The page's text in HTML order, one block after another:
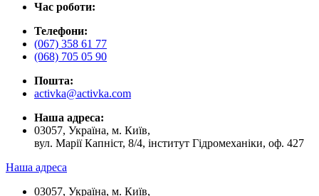
Час роботи:
Телефони:
(067) 358 61 77
(068) 705 05 90
Пошта:
activka@activka.com
Наша адреса:
03057, Україна, м. Київ,
вул. Марії Капніст, 8/4, інститут Гідромеханіки, оф. 427
Наша адреса
03057, Україна, м. Київ,